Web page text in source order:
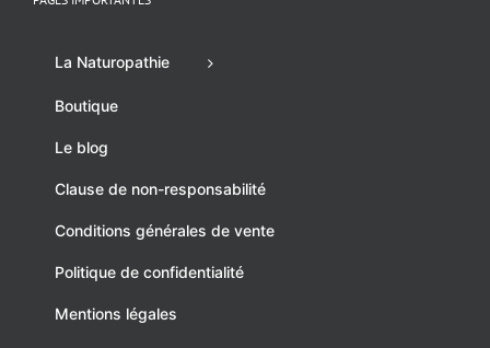
PAGES IMPORTANTES
La Naturopathie
Boutique
Le blog
Clause de non-responsabilité
Conditions générales de vente
Politique de confidentialité
Mentions légales